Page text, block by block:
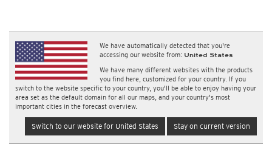
We have automatically detected that you're
accessing our website from: United States
We have many different websites with the products
you find here, customized for your country. If you
switch to the website specific to your country, you'll be able to enjoy having your
area set as the default domain for all our maps, and your country's most
important cities in the forecast overview.
Switch to our website for United States Stay on current version